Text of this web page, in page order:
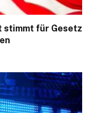
stimmt für Gesetz